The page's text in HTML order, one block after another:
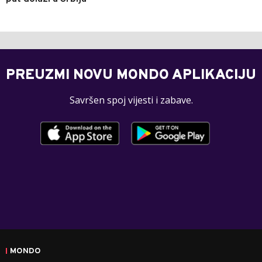
PREUZMI NOVU MONDO APLIKACIJU
Savršen spoj vijesti i zabave.
MONDO